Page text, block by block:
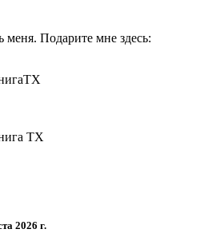
меня. Подарите мне здесь:
TX
2026 г.